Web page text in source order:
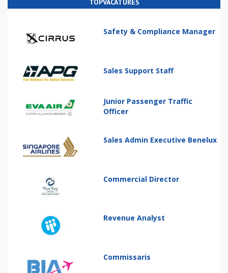
TOPVACATURES
Safety & Compliance Manager
Sales Support Staff
Junior Passenger Traffic
Officer
Sales Admin Executive Benelux
Commercial Director
Revenue Analyst
Commissaris